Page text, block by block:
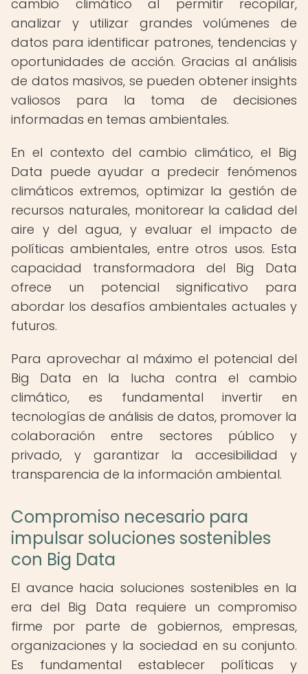
cambio climático al permitir recopilar,
analizar y utilizar grandes volúmenes de
datos para identificar patrones, tendencias y
oportunidades de acción. Gracias al análisis
de datos masivos, se pueden obtener insights
valiosos para la toma de decisiones
informadas en temas ambientales.
En el contexto del cambio climático, el Big
Data puede ayudar a predecir fenómenos
climáticos extremos, optimizar la gestión de
recursos naturales, monitorear la calidad del
aire y del agua, y evaluar el impacto de
políticas ambientales, entre otros usos. Esta
capacidad transformadora del Big Data
ofrece un potencial significativo para
abordar los desafíos ambientales actuales y
futuros.
Para aprovechar al máximo el potencial del
Big Data en la lucha contra el cambio
climático, es fundamental invertir en
tecnologías de análisis de datos, promover la
colaboración entre sectores público y
privado, y garantizar la accesibilidad y
transparencia de la información ambiental.
Compromiso necesario para
impulsar soluciones sostenibles
con Big Data
El avance hacia soluciones sostenibles en la
era del Big Data requiere un compromiso
firme por parte de gobiernos, empresas,
organizaciones y la sociedad en su conjunto.
Es fundamental establecer políticas y